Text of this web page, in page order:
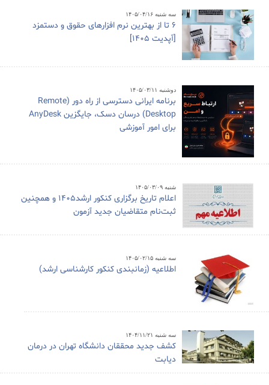
سه شنبه ۱۴۰۵/۰۴/۱۶
6 تا از بهترین نرم افزارهای حقوق و دستمزد
[آپدیت 1405]
دوشنبه ۱۴۰۵/۰۳/۱۱
برنامه ایرانی دسترسی از راه دور (Remote
Desktop) درسان دسک، جایگزین AnyDesk
برای امور آموزشی
شنبه ۱۴۰۵/۰۳/۰۹
اعلام تاریخ برگزاری کنکور ارشد1405 و همچنین
ثبت‌نام متقاضیان جدید آزمون
سه شنبه ۱۴۰۵/۰۲/۱۵
اطلاعیه (زمانبندی کنکور کارشناسی ارشد)
سه شنبه ۱۴۰۴/۱۱/۲۱
کشف جدید محققان دانشگاه تهران در درمان
دیابت